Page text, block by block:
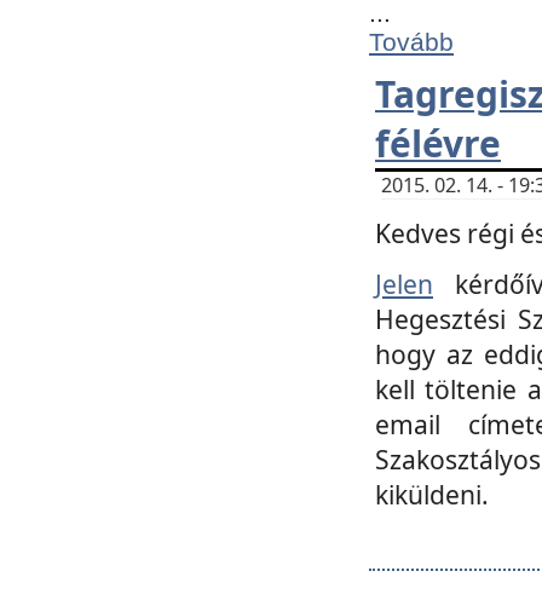
...
Tovább
félévre
2015. 02. 14. -
Kedves régi
Jelen
Hegesztési
hogy az
kell töltenie
email
kiküldeni.